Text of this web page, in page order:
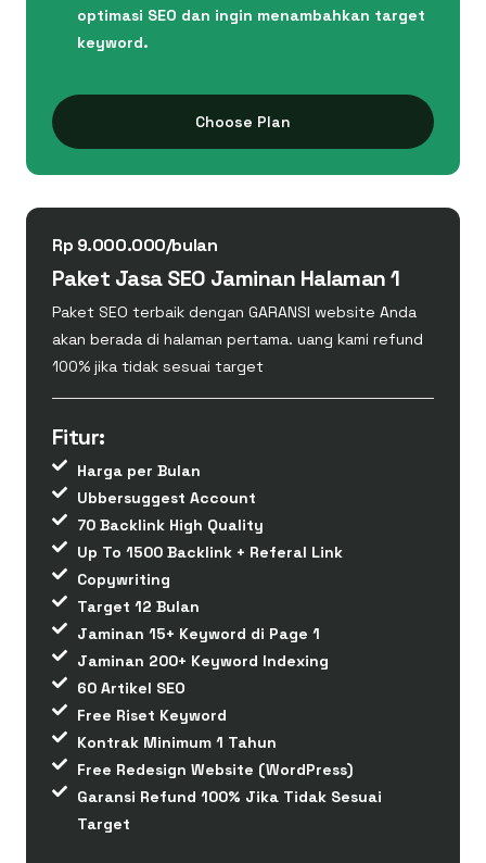
optimasi SEO dan ingin menambahkan target
keyword.
Choose Plan
Rp 9.000.000/bulan
Paket Jasa SEO Jaminan Halaman 1
Paket SEO terbaik dengan GARANSI website Anda
akan berada di halaman pertama. uang kami refund
100% jika tidak sesuai target
Fitur:
Harga per Bulan
Ubbersuggest Account
70 Backlink High Quality
Up To 1500 Backlink + Referal Link
Copywriting
Target 12 Bulan
Jaminan 15+ Keyword di Page 1
Jaminan 200+ Keyword Indexing
60 Artikel SEO
Free Riset Keyword
Kontrak Minimum 1 Tahun
Free Redesign Website (WordPress)
Garansi Refund 100% Jika Tidak Sesuai
Target